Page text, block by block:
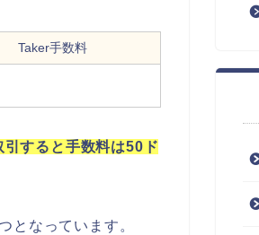
Taker手数料
すると手数料は50ド
となっています。